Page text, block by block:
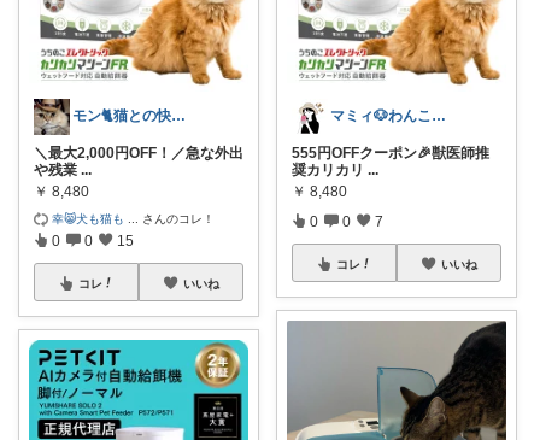
モン🐈猫との快適な暮らし
＼最大2,000円OFF！／急な外出
や残業 ...
￥ 8,480
幸😸犬も猫も さんのコレ！
0 0 15
コレ いいね
マミィ🐶わんこと暮らす｜お得情報係
555円OFFクーポン🎉獣医師推
奨カリカリ ...
￥ 8,480
0 0 7
コレ いいね